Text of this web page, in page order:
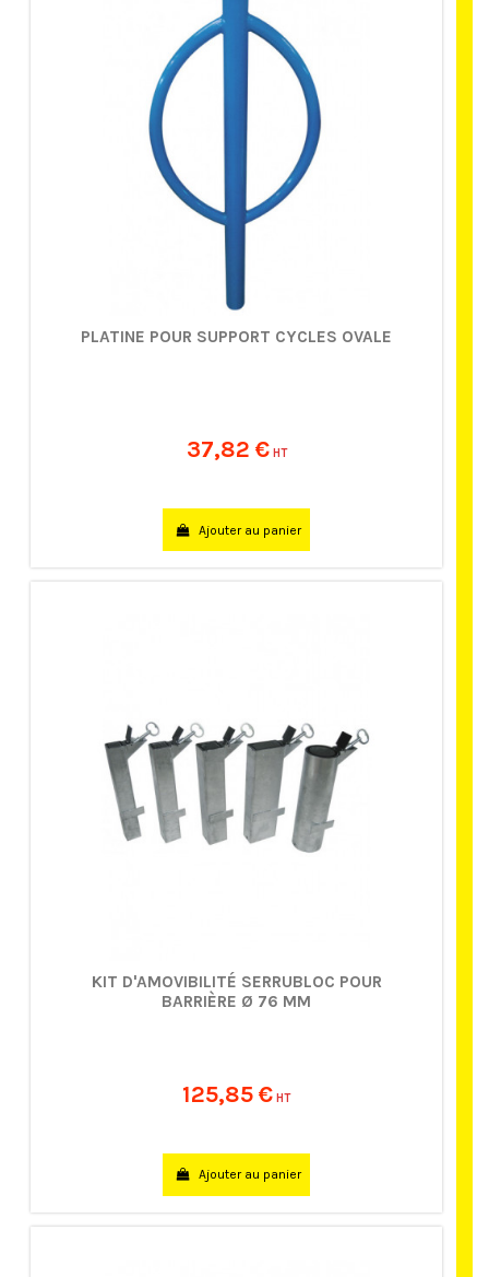
PLATINE POUR SUPPORT CYCLES OVALE
37,82 € HT
Ajouter au panier
KIT D'AMOVIBILITÉ SERRUBLOC POUR
BARRIÈRE Ø 76 MM
125,85 € HT
Ajouter au panier